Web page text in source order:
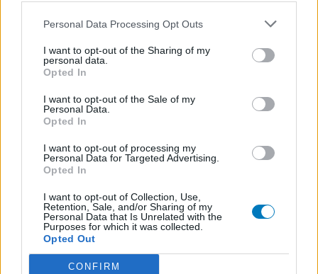
Personal Data Processing Opt Outs
I want to opt-out of the Sharing of my
personal data.
Opted In
I want to opt-out of the Sale of my
Personal Data.
Opted In
I want to opt-out of processing my
Personal Data for Targeted Advertising.
Opted In
I want to opt-out of Collection, Use,
Retention, Sale, and/or Sharing of my
Personal Data that Is Unrelated with the
Purposes for which it was collected.
Opted Out
CONFIRM